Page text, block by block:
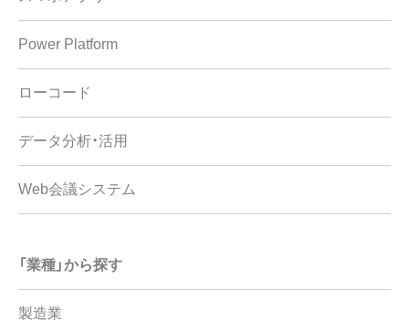
Power Platform
ローコード
データ分析・活用
Web会議システム
「業種」から探す
製造業